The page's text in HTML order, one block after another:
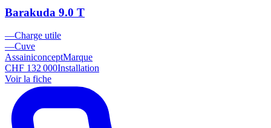
Barakuda 9.0 T
—Charge utile
—Cuve
AssainiconceptMarque
CHF 132 000Installation
Voir la fiche